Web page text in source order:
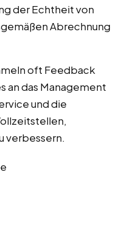
der Echtheit von
Abrechnung
oft Feedback
an das Management
und die
verbessern.